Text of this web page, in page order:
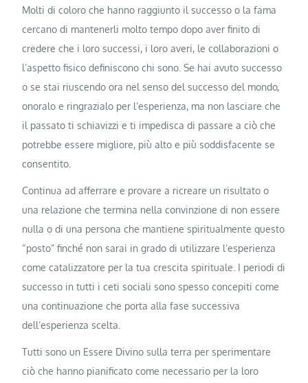
Molti di coloro che hanno raggiunto il successo o la fama
cercano di mantenerli molto tempo dopo aver finito di
credere che i loro successi, i loro averi, le collaborazioni o
l’aspetto fisico definiscono chi sono. Se hai avuto successo
o se stai riuscendo ora nel senso del successo del mondo,
onoralo e ringrazialo per l’esperienza, ma non lasciare che
il passato ti schiavizzi e ti impedisca di passare a ciò che
potrebbe essere migliore, più alto e più soddisfacente se
consentito.
Continua ad afferrare e provare a ricreare un risultato o
una relazione che termina nella convinzione di non essere
nulla o di una persona che mantiene spiritualmente questo
“posto” finché non sarai in grado di utilizzare l’esperienza
come catalizzatore per la tua crescita spirituale. I periodi di
successo in tutti i ceti sociali sono spesso concepiti come
una continuazione che porta alla fase successiva
dell’esperienza scelta.
Tutti sono un Essere Divino sulla terra per sperimentare
ciò che hanno pianificato come necessario per la loro